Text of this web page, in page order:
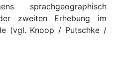
sprachgeographisch
zweiten Erhebung im
(vgl. Knoop / Putschke /